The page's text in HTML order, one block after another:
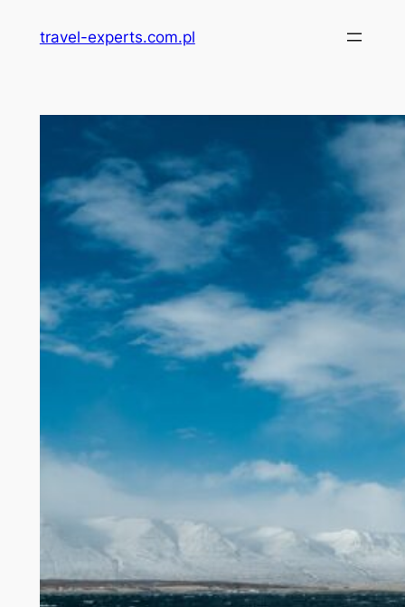
travel-experts.com.pl